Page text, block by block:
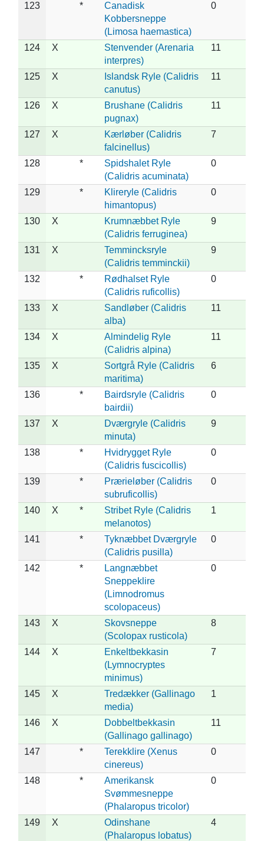
123 *
Canadisk
Kobbersneppe
(Limosa haemastica)
0
124 X
Stenvender (Arenaria
interpres)
11
125 X
Islandsk Ryle (Calidris
canutus)
11
126 X
Brushane (Calidris
pugnax)
11
127 X
Kærløber (Calidris
falcinellus)
7
128 *
Spidshalet Ryle
(Calidris acuminata)
0
129 *
Klireryle (Calidris
himantopus)
0
130 X
Krumnæbbet Ryle
(Calidris ferruginea)
9
131 X
Temmincksryle
(Calidris temminckii)
9
132 *
Rødhalset Ryle
(Calidris ruficollis)
0
133 X
Sandløber (Calidris
alba)
11
134 X
Almindelig Ryle
(Calidris alpina)
11
135 X
Sortgrå Ryle (Calidris
maritima)
6
136 *
Bairdsryle (Calidris
bairdii)
0
137 X
Dværgryle (Calidris
minuta)
9
138 *
Hvidrygget Ryle
(Calidris fuscicollis)
0
139 *
Prærieløber (Calidris
subruficollis)
0
140 X *
Stribet Ryle (Calidris
melanotos)
1
141 *
Tyknæbbet Dværgryle
(Calidris pusilla)
0
142 *
Langnæbbet
Sneppeklire
(Limnodromus
scolopaceus)
0
143 X
Skovsneppe
(Scolopax rusticola)
8
144 X
Enkeltbekkasin
(Lymnocryptes
minimus)
7
145 X
Tredækker (Gallinago
media)
1
146 X
Dobbeltbekkasin
(Gallinago gallinago)
11
147 *
Terekklire (Xenus
cinereus)
0
148 *
Amerikansk
Svømmesneppe
(Phalaropus tricolor)
0
149 X
Odinshane
(Phalaropus lobatus)
4